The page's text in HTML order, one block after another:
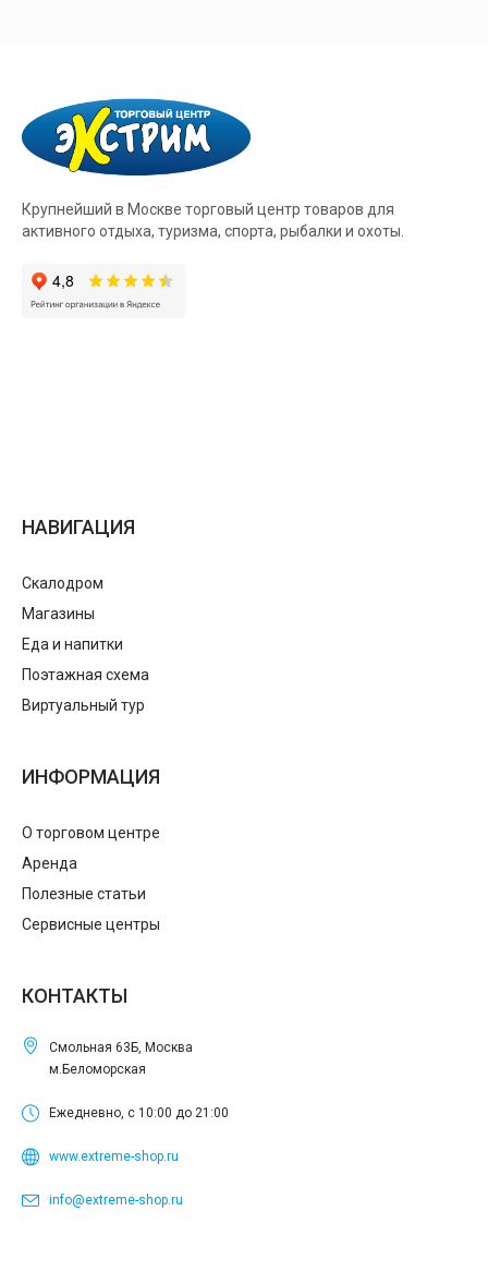
Крупнейший в Москве торговый центр товаров для
активного отдыха, туризма, спорта, рыбалки и охоты.
НАВИГАЦИЯ
Скалодром
Магазины
Еда и напитки
Поэтажная схема
Виртуальный тур
ИНФОРМАЦИЯ
О торговом центре
Аренда
Полезные статьи
Сервисные центры
КОНТАКТЫ
Смольная 63Б, Москва
м.Беломорская
Ежедневно, с 10:00 до 21:00
www.extreme-shop.ru
info@extreme-shop.ru